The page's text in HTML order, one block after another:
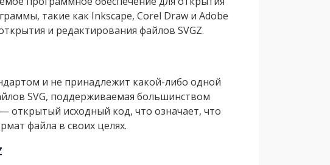
такие как Inkscape, Corel Draw и Adobe
и редактирования файлов SVGZ.
и не принадлежит какой-либо одной
SVG, поддерживаемая большинством
открытый исходный код, что означает, что
файла в своих целях.